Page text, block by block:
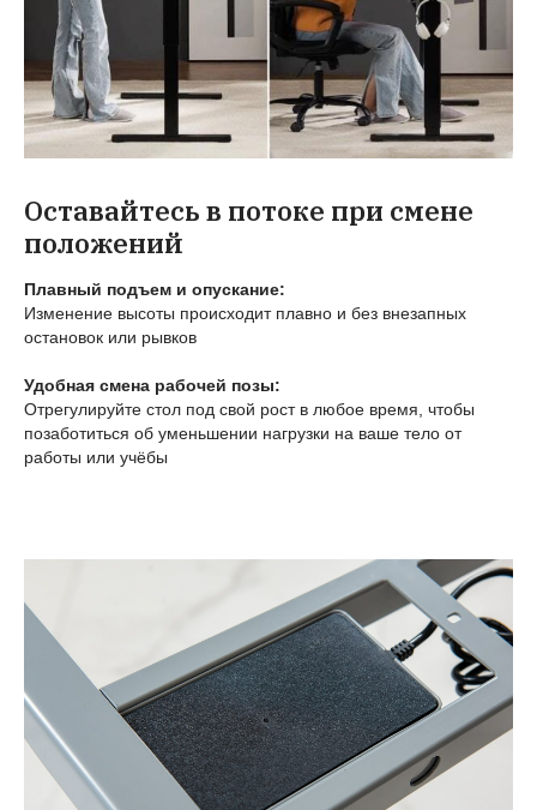
Оставайтесь в потоке при смене
положений
Плавный подъем и опускание:
Изменение высоты происходит плавно и без внезапных
остановок или рывков
Удобная смена рабочей позы:
Отрегулируйте стол под свой рост в любое время, чтобы
позаботиться об уменьшении нагрузки на ваше тело от
работы или учёбы